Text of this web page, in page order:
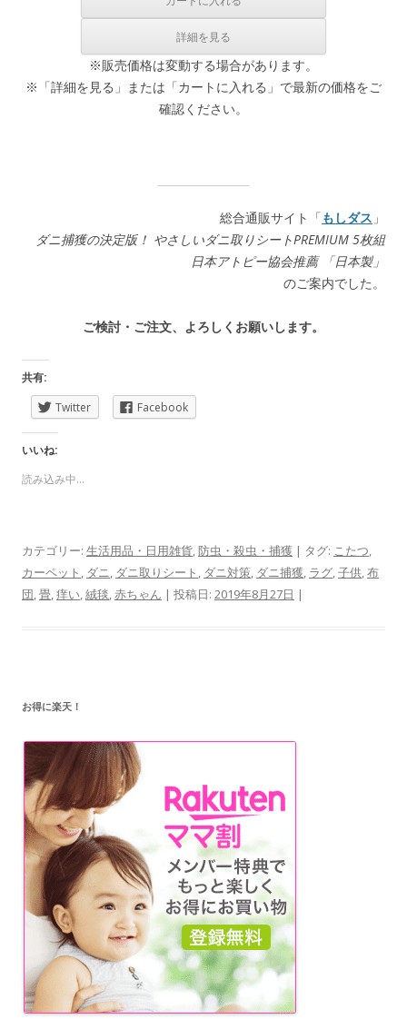
※販売価格は変動する場合があります。
※「詳細を見る」または「カートに入れる」で最新の価格をご
確認ください。
総合通販サイト「もしダス 」
ダニ捕獲の決定版！ やさしいダニ取りシートPREMIUM 5枚組
日本アトピー協会推薦 「日本製」
のご案内でした。
ご検討・ご注文、よろしくお願いします。
共有:
Twitter
Facebook
いいね:
読み込み中...
カテゴリー: 生活用品・日用雑貨,防虫・殺虫・捕獲 | タグ: こたつ,
カーペット , ダニ, ダニ取りシート , ダニ対策, ダニ捕獲, ラグ,子供,布
団,畳,痒い,絨毯,赤ちゃん | 投稿日: 2019年8月27日 |
お得に楽天！